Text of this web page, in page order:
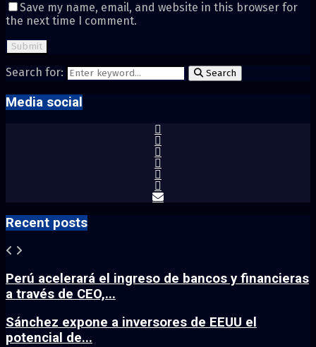
Save my name, email, and website in this browser for
the next time I comment.
Search for: Search
Media social
Recent posts
Perú acelerará el ingreso de bancos y financieras
a través de CEO,...
Sánchez expone a inversores de EEUU el
potencial de...